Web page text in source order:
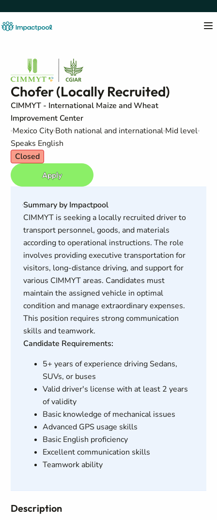
Chofer (Locally Recruited)
CIMMYT - International Maize and Wheat
Improvement Center
Mexico City Both national and international Mid level
Speaks English
Closed
Apply
Summary by Impactpool
CIMMYT is seeking a locally recruited driver to
transport personnel, goods, and materials
according to operational instructions. The role
involves providing executive transportation for
visitors, long-distance driving, and support for
various CIMMYT areas. Candidates must
maintain the assigned vehicle in optimal
condition and manage extraordinary expenses.
This position requires strong communication
skills and teamwork.
Candidate Requirements:
5+ years of experience driving Sedans,
SUVs, or buses
Valid driver's license with at least 2 years
of validity
Basic knowledge of mechanical issues
Advanced GPS usage skills
Basic English proficiency
Excellent communication skills
Teamwork ability
Description